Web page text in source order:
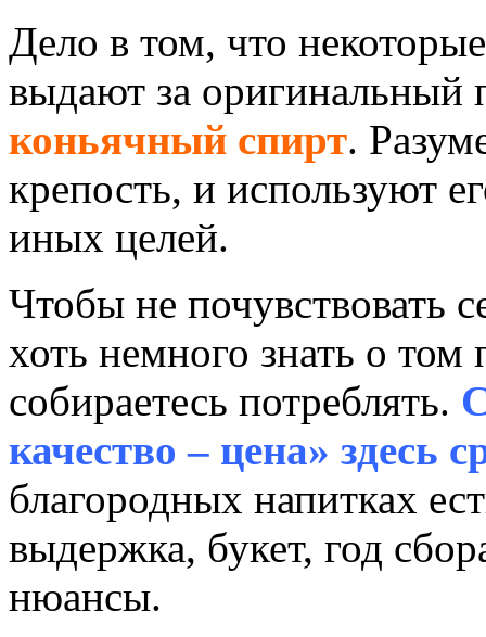
Дело в том, что
выдают за оригинальный
коньячный спирт.
крепость, и используют
иных целей.
Чтобы не почувствовать
хоть немного знать о
собираетесь потреблять.
качество – цена» здесь
благородных напитках
выдержка, букет, год
нюансы.